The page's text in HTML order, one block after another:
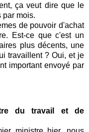
ça veut dire que le
par mois.
de pouvoir d'achat
Est-ce que c'est un
plus décents, une
travaillent ? Oui, et je
important envoyé par
du travail et de